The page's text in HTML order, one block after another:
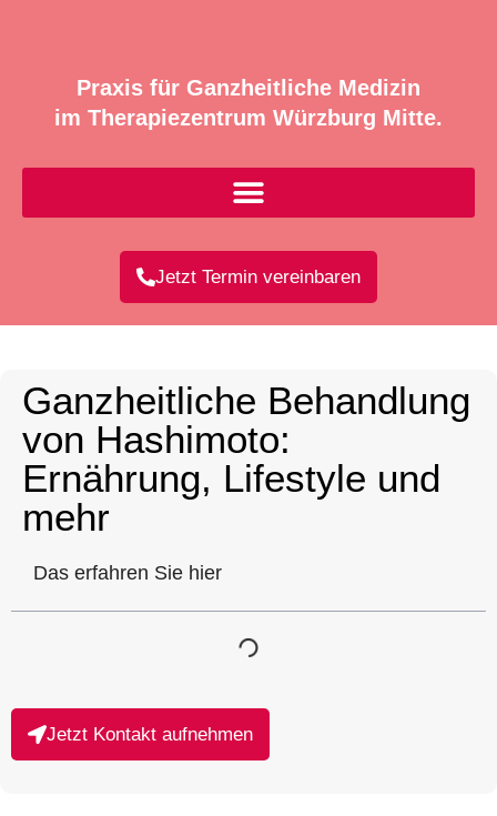
Praxis für Ganzheitliche Medizin
im Therapiezentrum Würzburg Mitte.
Jetzt Termin vereinbaren
Ganzheitliche Behandlung
von Hashimoto:
Ernährung, Lifestyle und
mehr
Das erfahren Sie hier
Jetzt Kontakt aufnehmen